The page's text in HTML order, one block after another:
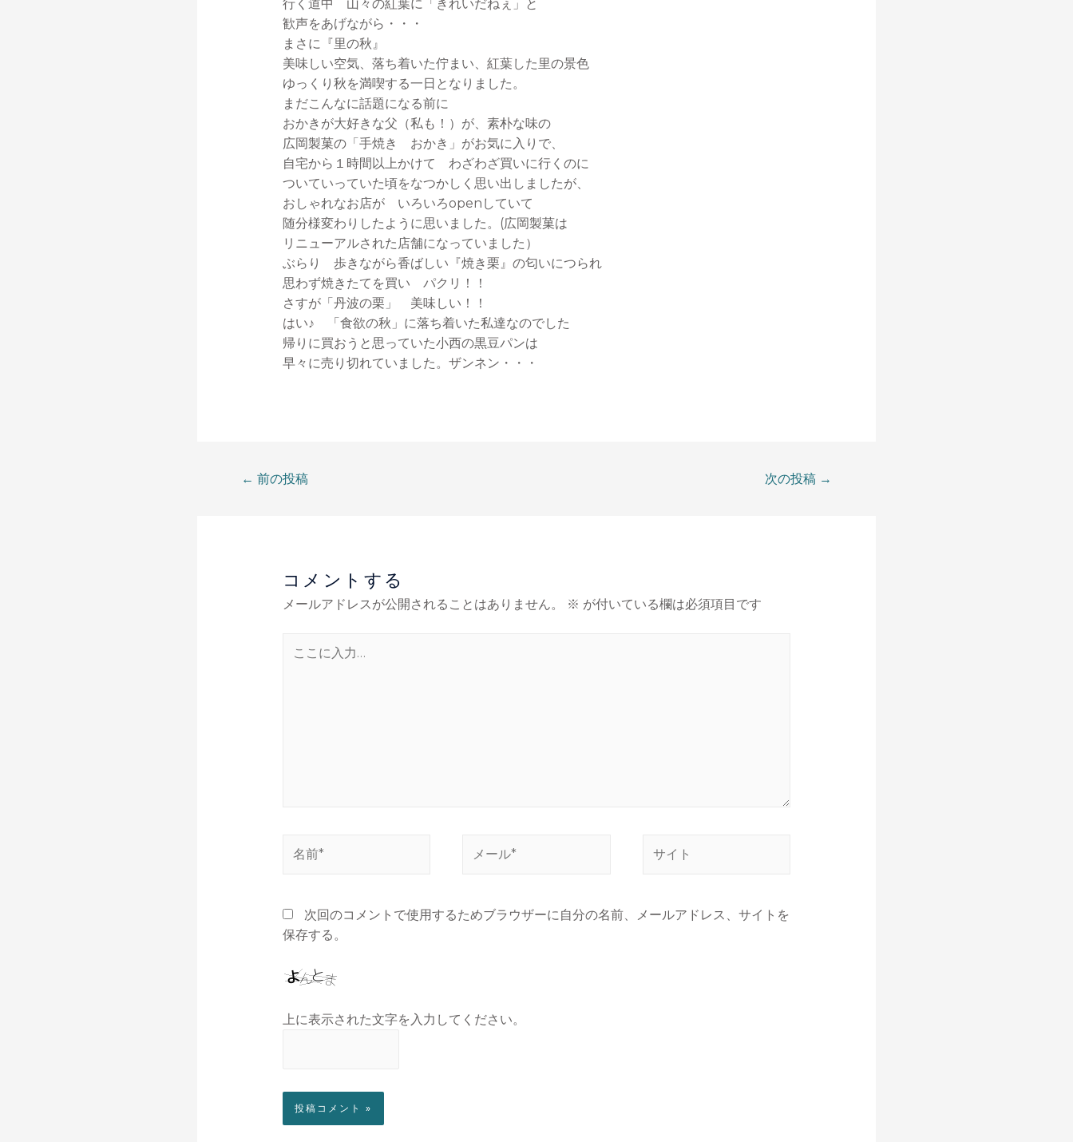
行く道中 山々の紅葉に「きれいだねぇ」と
歓声をあげながら・・・
まさに『里の秋』
美味しい空気、落ち着いた佇まい、紅葉した里の景色
ゆっくり秋を満喫する一日となりました。
まだこんなに話題になる前に
おかきが大好きな父（私も！）が、素朴な味の
広岡製菓の「手焼き おかき」がお気に入りで、
自宅から１時間以上かけて わざわざ買いに行くのに
ついていっていた頃をなつかしく思い出しましたが、
おしゃれなお店が いろいろopenしていて
随分様変わりしたように思いました。(広岡製菓は
リニューアルされた店舗になっていました）
ぶらり 歩きながら香ばしい『焼き栗』の匂いにつられ
思わず焼きたてを買い パクリ！！
さすが「丹波の栗」 美味しい！！
はい♪ 「食欲の秋」に落ち着いた私達なのでした
帰りに買おうと思っていた小西の黒豆パンは
早々に売り切れていました。ザンネン・・・
← 前の投稿 次の投稿 →
コメントする
メールアドレスが公開されることはありません。 ※ が付いている欄は必須項目です
次回のコメントで使用するためブラウザーに自分の名前、メールアドレス、サイトを
保存する。
上に表示された文字を入力してください。